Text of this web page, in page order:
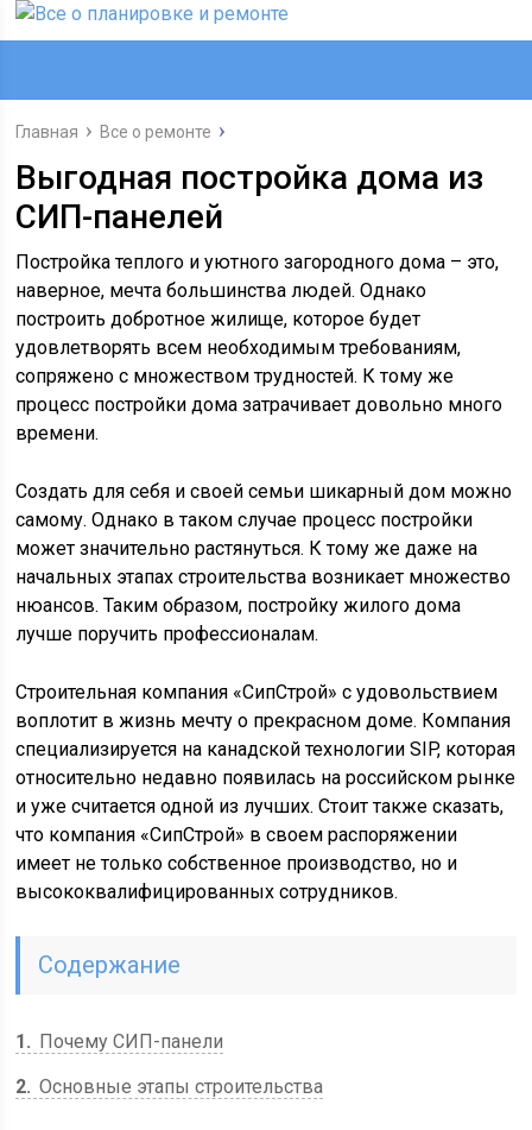
Главная Все о ремонте
Выгодная постройка дома из
СИП-панелей
Постройка теплого и уютного загородного дома – это,
наверное, мечта большинства людей. Однако
построить добротное жилище, которое будет
удовлетворять всем необходимым требованиям,
сопряжено с множеством трудностей. К тому же
процесс постройки дома затрачивает довольно много
времени.
Создать для себя и своей семьи шикарный дом можно
самому. Однако в таком случае процесс постройки
может значительно растянуться. К тому же даже на
начальных этапах строительства возникает множество
нюансов. Таким образом, постройку жилого дома
лучше поручить профессионалам.
Строительная компания «СипСтрой» с удовольствием
воплотит в жизнь мечту о прекрасном доме. Компания
специализируется на канадской технологии SIP, которая
относительно недавно появилась на российском рынке
и уже считается одной из лучших. Стоит также сказать,
что компания «СипСтрой» в своем распоряжении
имеет не только собственное производство, но и
высококвалифицированных сотрудников.
Содержание
1
Почему СИП-панели
2 Основные этапы строительства